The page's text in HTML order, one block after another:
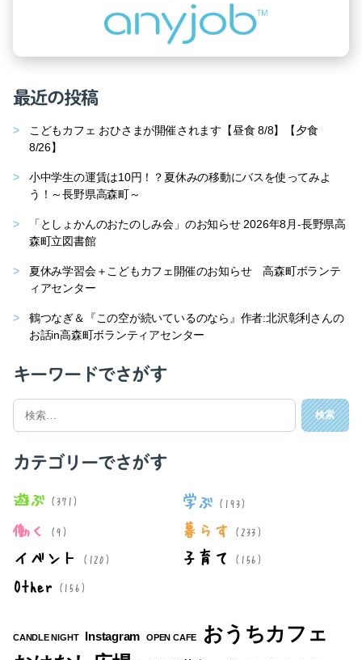
最近の投稿
こどもカフェ おひさまが開催されます【昼食 8/8】【夕食
8/26】
小中学生の運賃は10円！？夏休みの移動にバスを使ってみよ
う！～長野県高森町～
「としょかんのおたのしみ会」のお知らせ 2026年8月-長野県高
森町立図書館
夏休み学習会＋こどもカフェ開催のお知らせ 高森町ボランテ
ィアセンター
鶴つなぎ＆『この空が続いているのなら』作者:北沢彰利さんの
お話in高森町ボランティアセンター
キーワードでさがす
検
対
象:
カテゴリーでさがす
遊ぶ (371) 学ぶ (193)
働く (9) 暮らす (233)
イベント (120) 子育て (156)
Other(156)
CANDLE NIGHT Instagram OPEN CAFE おうちカフェ